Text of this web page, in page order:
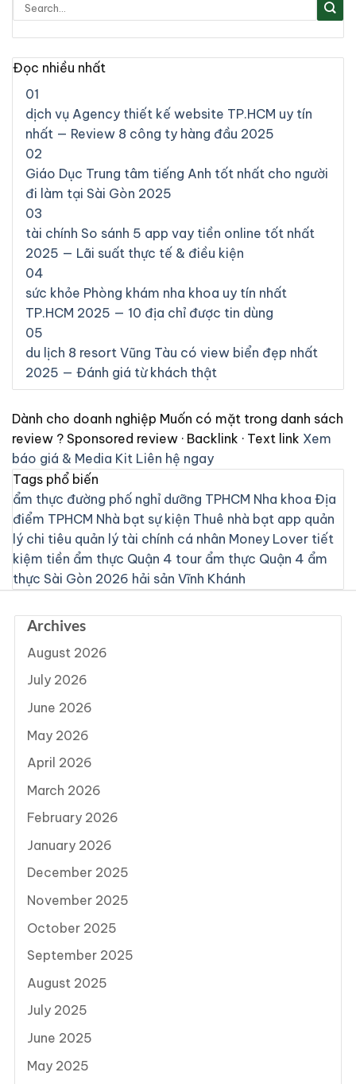
Đọc nhiều nhất
01
dịch vụ Agency thiết kế website TP.HCM uy tín
nhất — Review 8 công ty hàng đầu 2025
02
Giáo Dục Trung tâm tiếng Anh tốt nhất cho người
đi làm tại Sài Gòn 2025
03
tài chính So sánh 5 app vay tiền online tốt nhất
2025 — Lãi suất thực tế & điều kiện
04
sức khỏe Phòng khám nha khoa uy tín nhất
TP.HCM 2025 — 10 địa chỉ được tin dùng
05
du lịch 8 resort Vũng Tàu có view biển đẹp nhất
2025 — Đánh giá từ khách thật
Dành cho doanh nghiệp Muốn có mặt trong danh sách
review ? Sponsored review · Backlink · Text link Xem
báo giá & Media Kit Liên hệ ngay
Tags phổ biến
ẩm thực đường phố nghỉ dưỡng TPHCM Nha khoa Địa
điểm TPHCM Nhà bạt sự kiện Thuê nhà bạt app quản
lý chi tiêu quản lý tài chính cá nhân Money Lover tiết
kiệm tiền ẩm thực Quận 4 tour ẩm thực Quận 4 ẩm
thực Sài Gòn 2026 hải sản Vĩnh Khánh
Archives
August 2026
July 2026
June 2026
May 2026
April 2026
March 2026
February 2026
January 2026
December 2025
November 2025
October 2025
September 2025
August 2025
July 2025
June 2025
May 2025